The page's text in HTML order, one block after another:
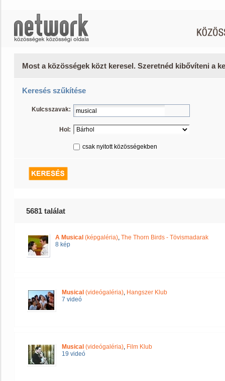
Most a közösségek közt keresel. Szeretnéd kibővíteni a
Keresés szűkítése
Kulcsszavak:
Hol:
csak nyitott közösségekben
5681 találat
A Musical (képgaléria), The Thorn Birds - Tövismadarak
8 kép
Musical (videógaléria), Hangszer Klub
7 videó
Musical (videógaléria), Film Klub
19 videó